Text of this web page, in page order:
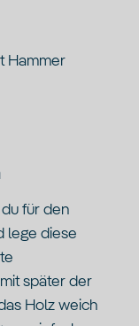
Hammer
für den
lege diese
später der
Holz weich